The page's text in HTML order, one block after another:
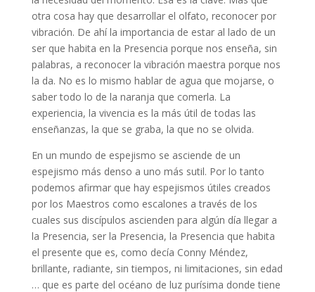
otra cosa hay que desarrollar el olfato, reconocer por
vibración. De ahí la importancia de estar al lado de un
ser que habita en la Presencia porque nos enseña, sin
palabras, a reconocer la vibración maestra porque nos
la da. No es lo mismo hablar de agua que mojarse, o
saber todo lo de la naranja que comerla. La
experiencia, la vivencia es la más útil de todas las
enseñanzas, la que se graba, la que no se olvida.
En un mundo de espejismo se asciende de un
espejismo más denso a uno más sutil. Por lo tanto
podemos afirmar que hay espejismos útiles creados
por los Maestros como escalones a través de los
cuales sus discípulos ascienden para algún día llegar a
la Presencia, ser la Presencia, la Presencia que habita
el presente que es, como decía Conny Méndez,
brillante, radiante, sin tiempos, ni limitaciones, sin edad
… que es parte del océano de luz purísima donde tiene